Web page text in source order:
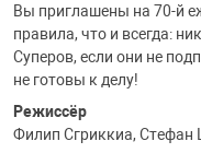
Вы приглашены на 70-й
правила, что и всегда:
Суперов, если они не
не готовы к делу!
Режиссёр
Филип Сгриккиа, Стефан